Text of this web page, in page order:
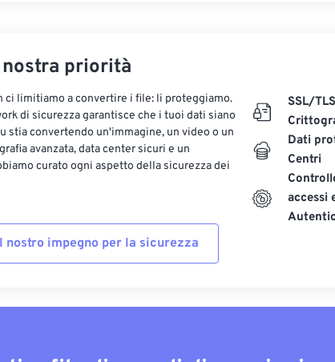
priorità
ci limitiamo a convertire i file: li proteggiamo.
di sicurezza garantisce che i tuoi dati siano
stia convertendo un'immagine, un video o un
avanzata, data center sicuri e un
curato ogni aspetto della sicurezza dei
nostro impegno per la sicurezza
SSL/TLS
Dati
Centri
accessi